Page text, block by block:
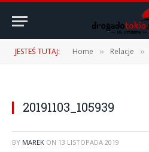
JESTEŚ TUTAJ: Home » Relacje »
20191103_105939
BY MAREK ON 13 LISTOPADA 2019